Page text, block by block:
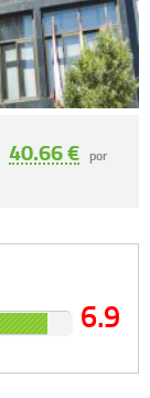
40.66 € por
6.9